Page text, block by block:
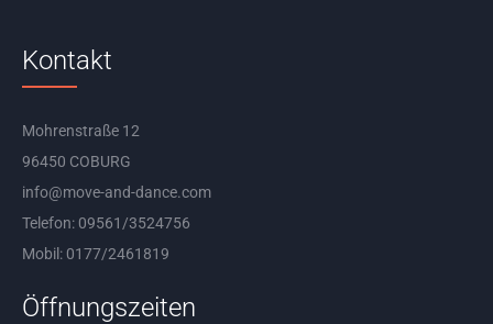
Kontakt
Mohrenstraße 12
96450 COBURG
info@move-and-dance.com
Telefon: 09561/3524756
Mobil: 0177/2461819
Öffnungszeiten